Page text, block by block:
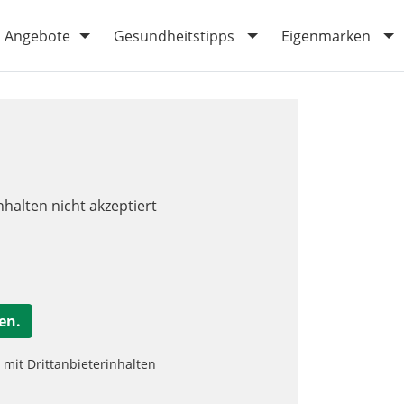
Angebote Gesundheitstipps Eigenmarken
nicht akzeptiert
mit Drittanbieterinhalten